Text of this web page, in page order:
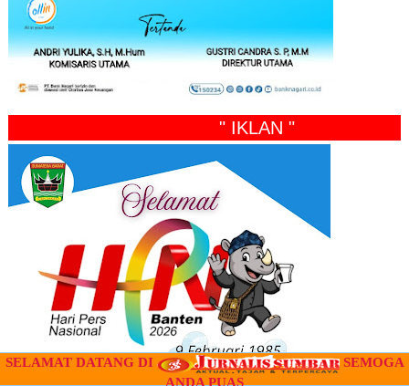
" IKLAN "
SELAMAT DATANG DI
SEMOGA
ANDA PUAS